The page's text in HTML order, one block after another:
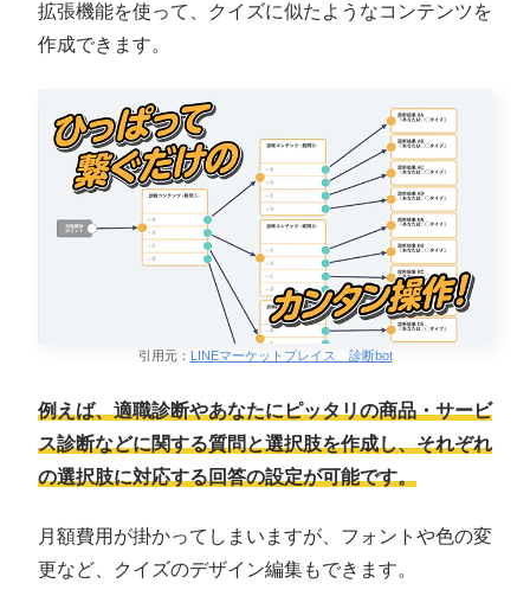
拡張機能を使って、クイズに似たようなコンテンツを
作成できます。
引用元： LINEマーケットプレイス 診断bot
例えば、適職診断やあなたにピッタリの商品・サービ
ス診断などに関する質問と選択肢を作成し、それぞれ
の選択肢に対応する回答の設定が可能です。
月額費用が掛かってしまいますが、フォントや色の変
更など、クイズのデザイン編集もできます。